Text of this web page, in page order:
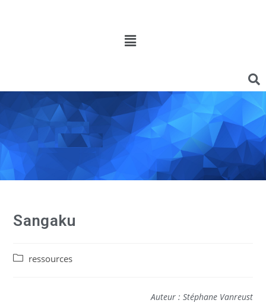
Sangaku
ressources
Auteur : Stéphane Vanreust